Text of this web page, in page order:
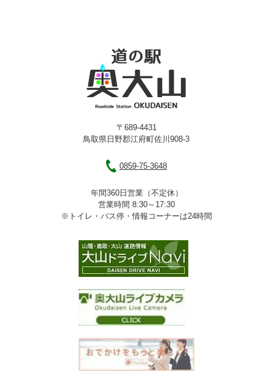
〒689-4431
鳥取県日野郡江府町佐川908-3
0859-75-3648
年間360日営業（不定休）
営業時間 8:30～17:30
※トイレ・バス停・情報コーナーは24時間